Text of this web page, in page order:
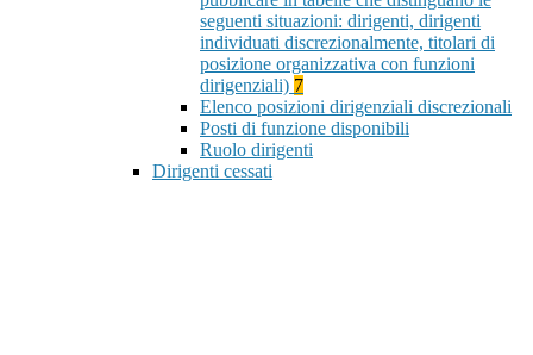
seguenti situazioni: dirigenti, dirigenti
individuati discrezionalmente, titolari di
posizione organizzativa con funzioni
dirigenziali) 7
Elenco posizioni dirigenziali discrezionali
Posti di funzione disponibili
Ruolo dirigenti
Dirigenti cessati